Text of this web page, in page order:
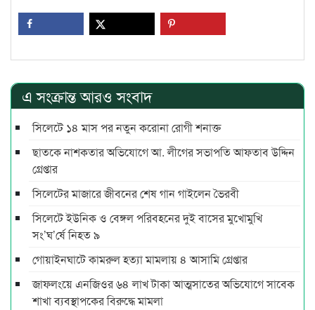
এ সংক্রান্ত আরও সংবাদ
সিলেটে ১৪ মাস পর নতুন করোনা রোগী শনাক্ত
ছাতকে নাশকতার অভিযোগে আ. লীগের সভাপ‌তি আফতাব উদ্দিন
গ্রেপ্তার
সিলেটের মাজারে জীবনের শেষ গান গাইলেন ভৈরবী
সিলেটে ইউনিক ও বেঙ্গল পরিবহনের দুই বাসের মুখোমুখি
সং’ঘ’র্ষে নিহত ৯
গোয়াইনঘাটে কামরুল হত্যা মামলায় ৪ আসামি গ্রেপ্তার
জাফলংয়ে এনজিওর ৬৪ লাখ টাকা আত্মসাতের অভিযোগে সাবেক
শাখা ব্যবস্থাপকের বিরুদ্ধে মামলা